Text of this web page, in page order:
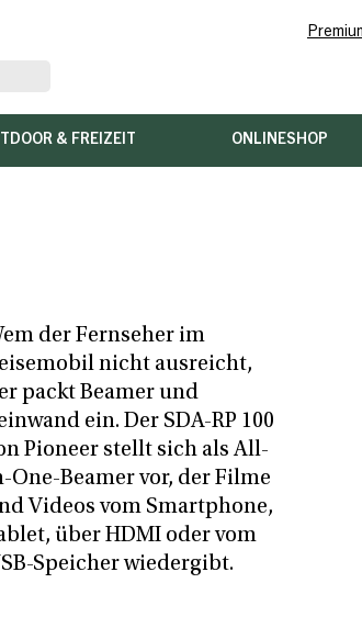
& FREIZEIT ONLINESHOP
der Fernseher im
nicht ausreicht,
packt Beamer und
ein. Der SDA-RP 100
Pioneer stellt sich als All-
One-Beamer vor, der Filme
Videos vom Smartphone,
über HDMI oder vom
Speicher wiedergibt.